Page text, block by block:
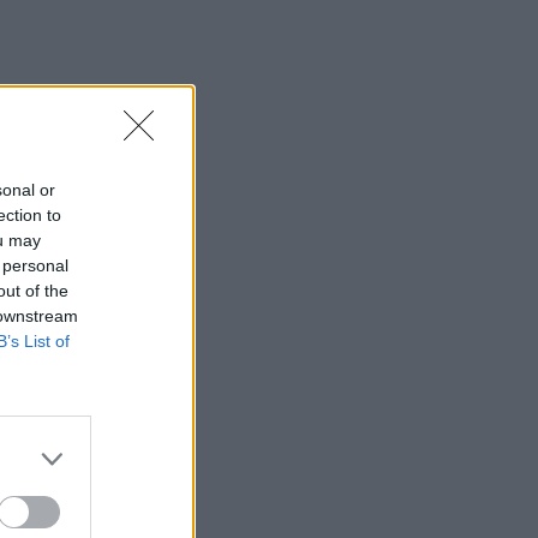
or
to
may
of the
List of
kelio